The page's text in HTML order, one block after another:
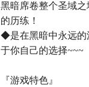
黑暗席卷整个圣域
的历练！
◆是在黑暗中永远的
于你自己的选择~~~
『游戏特色』